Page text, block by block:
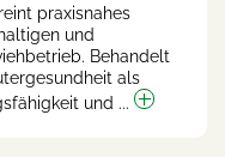
praxisnahes
und
Behandelt
als
und ...